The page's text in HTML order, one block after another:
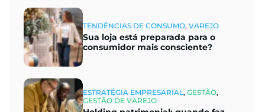
TENDÊNCIAS DE CONSUMO, VAREJO
Sua loja está preparada para o
consumidor mais consciente?
ESTRATÉGIA EMPRESARIAL, GESTÃO,
GESTÃO DE VAREJO